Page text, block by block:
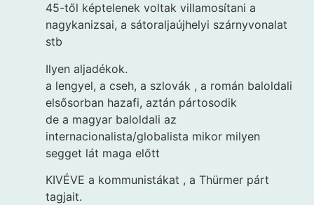
45-től képtelenek voltak villamosítani a
nagykanizsai, a sátoraljaújhelyi szárnyvonalat
stb
Ilyen aljadékok.
a lengyel, a cseh, a szlovák , a román baloldali
elsősorban hazafi, aztán pártosodik
de a magyar baloldali az
internacionalista/globalista mikor milyen
segget lát maga előtt
KIVÉVE a kommunistákat , a Thürmer párt
tagjait.